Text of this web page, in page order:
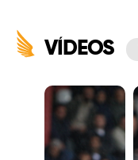
VÍDEOS